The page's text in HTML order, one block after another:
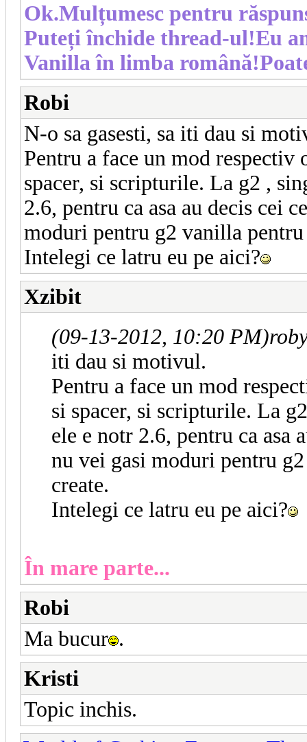
Ok.Mulțumesc pentru
Puteți închide thread-ul!Eu
Vanilla în limba
Robi
N-o sa gasesti, sa iti dau si
Pentru a face un mod respectiv
spacer, si scripturile. La g2 ,
2.6, pentru ca asa au decis cei
moduri pentru g2 vanilla
Intelegi ce latru eu pe aici?
Xzibit
(09-13-2012, 10:20 PM)
iti dau si motivul.
Pentru a face un mod
si spacer, si scripturile. La
ele e notr 2.6, pentru ca asa
nu vei gasi moduri pentru
create.
Intelegi ce latru eu pe aici?
În mare parte...
Robi
Ma bucur .
Kristi
Topic inchis.